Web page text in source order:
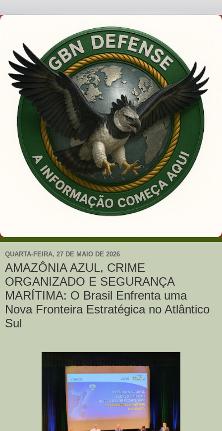
QUARTA-FEIRA, 27 DE MAIO DE 2026
AMAZÔNIA AZUL, CRIME
ORGANIZADO E SEGURANÇA
MARÍTIMA: O Brasil Enfrenta uma
Nova Fronteira Estratégica no Atlântico
Sul